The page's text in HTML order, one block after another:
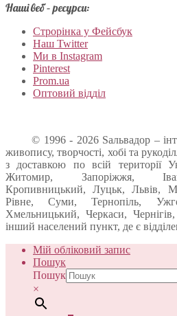
Наші веб – ресурси:
Строрінка у Фейсбук
Наш Twitter
Ми в Instagram
Pinterest
Prom.ua
Оптовий відділ
© 1996 - 2026 Sальвадор –
живопису, творчості, хобі та
з доставкою по всій території
Житомир, Запоріжжя,
Кропивницький, Луцьк, Львів,
Рівне, Суми, Тернопіль,
Хмельницький, Черкаси,
інший населений пункт, де є
Мій обліковий запис
Пошук
Пошук
×